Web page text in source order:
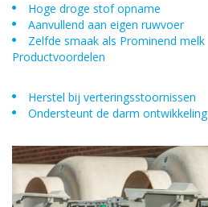
Hoge droge stof opname
Aanvullend aan eigen ruwvoer
Zelfde smaak als Prominend melk
Productvoordelen
Herstel bij verteringsstoornissen
Ondersteunt de darm ontwikkeling